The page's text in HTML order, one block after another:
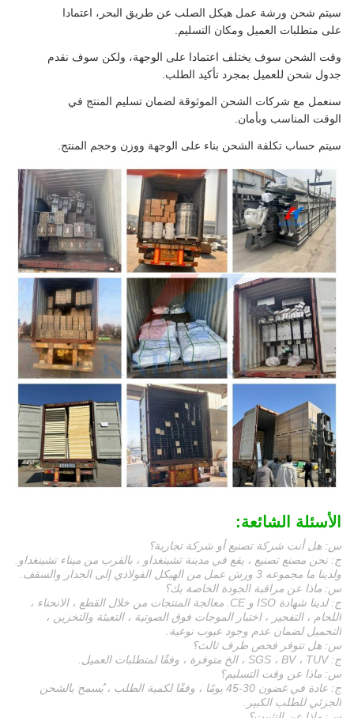
سيتم شحن ورشة عمل هيكل الصلب عن طريق البحر، اعتمادا
على متطلبات العميل ومكان التسليم.
وقت الشحن سوف يختلف اعتمادا على الوجهة، ولكن سوف نقدم
جدول شحن للعميل بمجرد تأكيد الطلب.
سنعمل مع شركات الشحن الموثوقة لضمان تسليم المنتج في
الوقت المناسب وبأمان.
سيتم حساب تكلفة الشحن بناء على الوجهة ووزن وحجم المنتج.
الأسئلة الشائعة:
س: هل أنت شركة تصنيع أو شركة تجارية؟
ج: نحن مصنع تصنيع ، يقع في مدينة تشينغداو ، بالقرب من ميناء تشينغداو.
ولدينا ما مجموعه 3 ورش عمل من الهيكل الفولاذي إلى الجدار والسقف.
س: ماذا عن مراقبة الجودة الخاصة بك؟
ج: لدينا شهادة ISO و CE. معالجة المنتجات من خلال القطع ، الانحناء ،
اللحام ، التفجير ، اختبار الموجات فوق الصوتية ، التعبئة والتخزين ،
التحميل لضمان عدم وجود عيوب نوعية.
س: هل تتوفر فحص طرف ثالث؟
ج: SGS ، BV ، TUV ، الخ متوفرة ، وفقًا لمتطلبات العميل.
س: ماذا عن وقت التسليم؟
ج: عادة في غضون 30-45 يومًا ، وفقًا لكمية الطلب ، يُسمح بالشحن
الجزئي للطلب الكبير.